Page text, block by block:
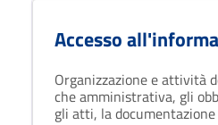
Accesso
Organizzazione e attività
che amministrativa, gli
gli atti, la